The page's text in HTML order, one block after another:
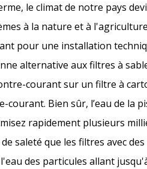
le climat de notre pays
à la nature et à
pour une installation
alternative aux filtres à
courant sur un filtre à
Bien sûr, l’eau de la
rapidement plusieurs
saleté que les filtres avec des
des particules allant